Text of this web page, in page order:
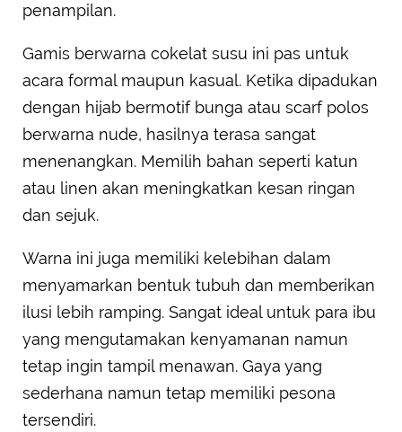
penampilan.
Gamis berwarna cokelat susu ini pas untuk
acara formal maupun kasual. Ketika dipadukan
dengan hijab bermotif bunga atau scarf polos
berwarna nude, hasilnya terasa sangat
menenangkan. Memilih bahan seperti katun
atau linen akan meningkatkan kesan ringan
dan sejuk.
Warna ini juga memiliki kelebihan dalam
menyamarkan bentuk tubuh dan memberikan
ilusi lebih ramping. Sangat ideal untuk para ibu
yang mengutamakan kenyamanan namun
tetap ingin tampil menawan. Gaya yang
sederhana namun tetap memiliki pesona
tersendiri.